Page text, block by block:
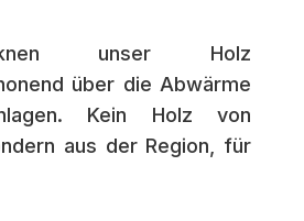
unser Holz
über die Abwärme
Kein Holz von
aus der Region, für